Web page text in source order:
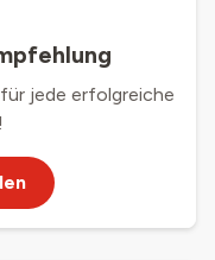
jede erfolgreiche